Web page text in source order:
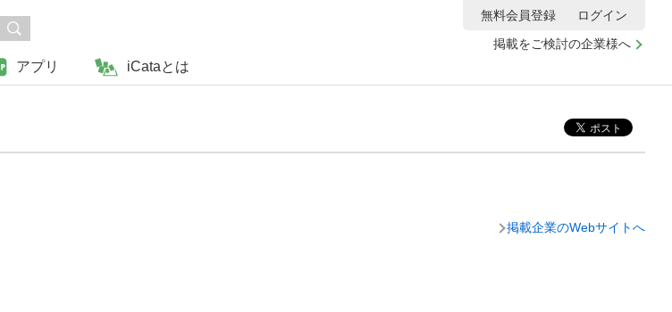
アプリ iCataとは
掲載をご検討の企業様へ
無料会員登録 ログイン
掲載企業のWebサイトへ